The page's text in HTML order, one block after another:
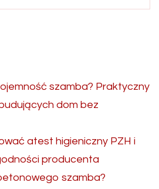
szamba? Praktyczny
dom bez
atest higieniczny PZH i
producenta
szamba?